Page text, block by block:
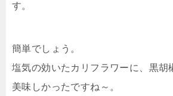
す。
簡単でしょう。
塩気の効いたカリフラワーに、黒胡
美味しかったですね～。